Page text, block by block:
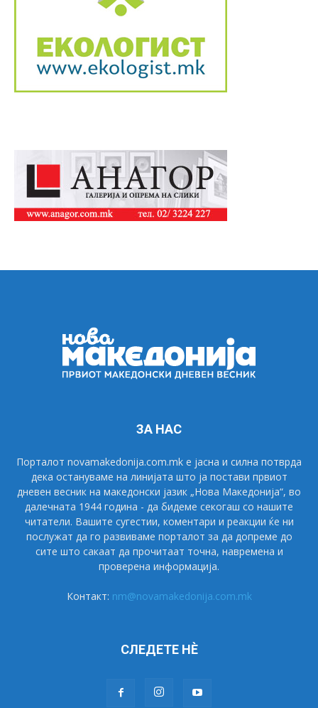
ЗА НАС
Порталот novamakedonija.com.mk е јасна и силна потврда
дека остануваме на линијата што ја постави првиот
дневен весник на македонски јазик „Нова Македонија“, во
далечната 1944 година - да бидеме секогаш со нашите
читатели. Вашите сугестии, коментари и реакции ќе ни
послужат да го развиваме порталот за да допреме до
сите што сакаат да прочитаат точна, навремена и
проверена информација.
Контакт: nm@novamakedonija.com.mk
СЛЕДЕТЕ НÈ